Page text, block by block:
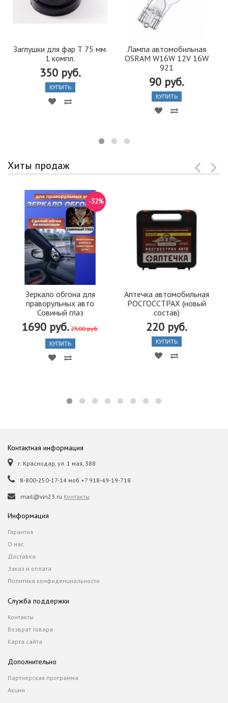
Заглушки для фар Т 75 мм.
1 компл.
350 руб.
КУПИТЬ
Лампа автомобильная
OSRAM W16W 12V 16W
921
90 руб.
КУПИТЬ
Хиты продаж
Зеркало обгона для
праворульных авто
Совиный глаз
1690 руб. 2500 руб.
-32%
КУПИТЬ
Аптечка автомобильная
РОСГОССТРАХ (новый
состав)
220 руб.
КУПИТЬ
Контактная информация
г. Краснодар, ул. 1 мая, 388
8-800-250-17-14 моб.+7 918-49-19-718
mail@vin23.ru Контакты
Информация
Гарантия
О нас
Доставка
Заказ и оплата
Политика конфиденциальности
Служба поддержки
Контакты
Возврат товара
Карта сайта
Дополнительно
Партнерская программа
Акции